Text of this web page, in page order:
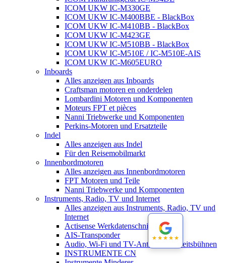
ICOM UKW IC-M330GE
ICOM UKW IC-M400BBE - BlackBox
ICOM UKW IC-M410BB - BlackBox
ICOM UKW IC-M423GE
ICOM UKW IC-M510BB - BlackBox
ICOM UKW IC-M510E / IC-M510E-AIS
ICOM UKW IC-M605EURO
Inboards
Alles anzeigen aus Inboards
Craftsman motoren en onderdelen
Lombardini Motoren und Komponenten
Moteurs FPT et pièces
Nanni Triebwerke und Komponenten
Perkins-Motoren und Ersatzteile
Indel
Alles anzeigen aus Indel
Für den Reisemobilmarkt
Innenbordmotoren
Alles anzeigen aus Innenbordmotoren
FPT Motoren und Teile
Nanni Triebwerke und Komponenten
Instruments, Radio, TV und Internet
Alles anzeigen aus Instruments, Radio, TV und
Internet
Actisense Werkdatenschnitt
AIS-Transponder
Audio, Wi-Fi und TV-Antennen-Arbeitsbühnen
INSTRUMENTE CN
★★★★★
★★★★★